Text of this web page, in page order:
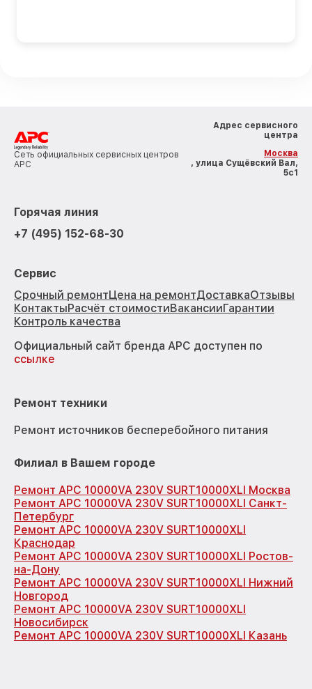
Сеть официальных сервисных центров
APC
Адрес сервисного
центра
Москва
, улица Сущёвский Вал,
5с1
Горячая линия
+7 (495) 152-68-30
Сервис
Срочный ремонтЦена на ремонтДоставкаОтзывы
КонтактыРасчёт стоимостиВакансииГарантии
Контроль качества
Официальный сайт бренда APC доступен по
ссылке
Ремонт техники
Ремонт источников бесперебойного питания
Филиал в Вашем городе
Ремонт APC 10000VA 230V SURT10000XLI Москва
Ремонт APC 10000VA 230V SURT10000XLI Санкт-
Петербург
Ремонт APC 10000VA 230V SURT10000XLI
Краснодар
Ремонт APC 10000VA 230V SURT10000XLI Ростов-
на-Дону
Ремонт APC 10000VA 230V SURT10000XLI Нижний
Новгород
Ремонт APC 10000VA 230V SURT10000XLI
Новосибирск
Ремонт APC 10000VA 230V SURT10000XLI Казань